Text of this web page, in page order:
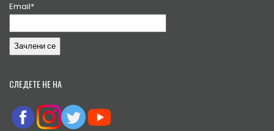
Email*
СЛЕДЕТЕ НЕ НА